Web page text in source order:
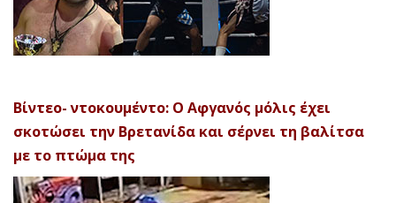
Βίντεο- ντοκουμέντο: Ο Αφγανός μόλις έχει
σκοτώσει την Βρετανίδα και σέρνει τη βαλίτσα
με το πτώμα της